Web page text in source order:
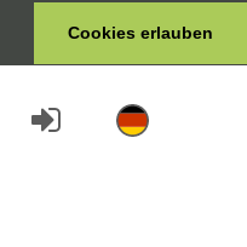
Cookies erlauben